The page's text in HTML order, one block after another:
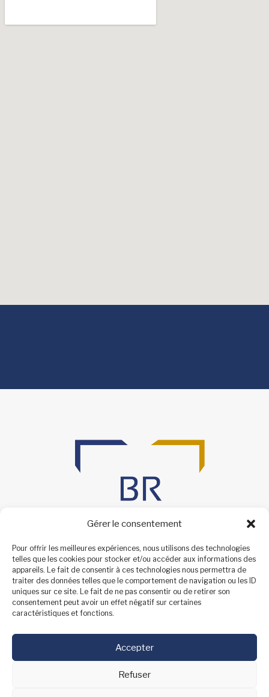
Gérer le consentement
Pour offrir les meilleures expériences, nous utilisons des technologies
telles que les cookies pour stocker et/ou accéder aux informations des
appareils. Le fait de consentir à ces technologies nous permettra de
traiter des données telles que le comportement de navigation ou les ID
uniques sur ce site. Le fait de ne pas consentir ou de retirer son
consentement peut avoir un effet négatif sur certaines
caractéristiques et fonctions.
Accepter
Refuser
О6 8О 51 9З ОЗ